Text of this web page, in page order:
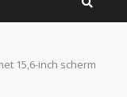
15,6-inch scherm